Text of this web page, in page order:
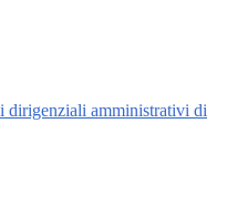
dirigenziali amministrativi di